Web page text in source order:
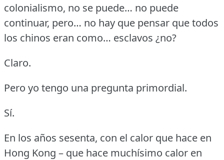
colonialismo, no se puede… no puede
continuar, pero… no hay que pensar que todos
los chinos eran como… esclavos ¿no?
Claro.
Pero yo tengo una pregunta primordial.
Sí.
En los años sesenta, con el calor que hace en
Hong Kong – que hace muchísimo calor en